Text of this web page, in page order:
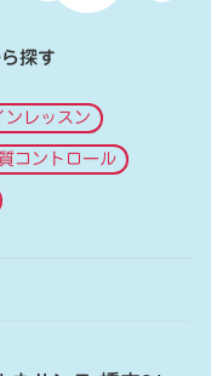
探す
ンレッスン
コントロール